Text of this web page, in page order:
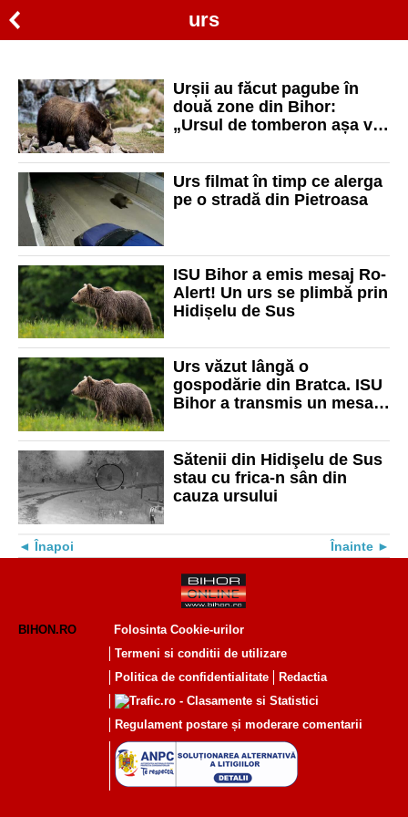
urs
Urșii au făcut pagube în
două zone din Bihor:
„Ursul de tomberon așa va
oameni“
Urs filmat în timp ce alerga
pe o stradă din Pietroasa
ISU Bihor a emis mesaj Ro-
Alert! Un urs se plimbă prin
Hidișelu de Sus
Urs văzut lângă o
gospodărie din Bratca. ISU
Bihor a transmis un mesaj
Sătenii din Hidişelu de Sus
stau cu frica-n sân din
cauza ursului
Înapoi Înainte
BIHON.RO
Folosinta Cookie-urilor
Termeni si conditii de utilizare
Politica de confidentialitate
Redactia
Regulament postare și moderare comentarii